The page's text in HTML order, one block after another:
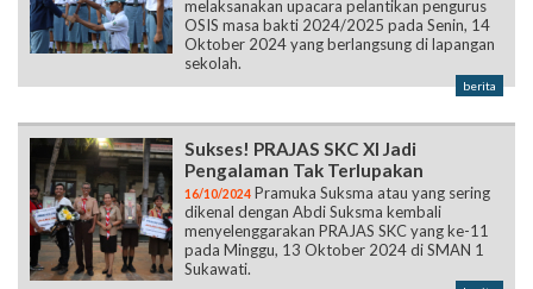
berita
Sukses! PRAJAS SKC XI Jadi
Pengalaman Tak Terlupakan
dikenal dengan Abdi Suksma kembali
menyelenggarakan PRAJAS SKC yang ke-11
pada Minggu, 13 Oktober 2024 di SMAN 1
Sukawati.
Naik Level ke Provinsi, Garda Kembali